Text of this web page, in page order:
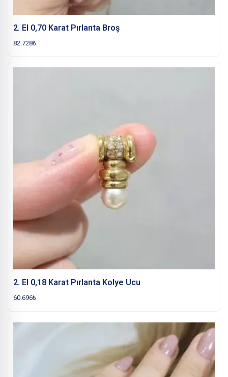
2. El 0,70 Karat Pırlanta Broş
82.728₺
2. El 0,18 Karat Pırlanta Kolye Ucu
60.696₺